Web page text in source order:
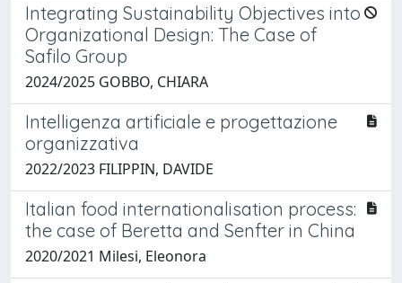
Integrating Sustainability Objectives into
Organizational Design: The Case of
Safilo Group
2024/2025 GOBBO, CHIARA
Intelligenza artificiale e progettazione
organizzativa
2022/2023 FILIPPIN, DAVIDE
Italian food internationalisation process:
the case of Beretta and Senfter in China
2020/2021 Milesi, Eleonora